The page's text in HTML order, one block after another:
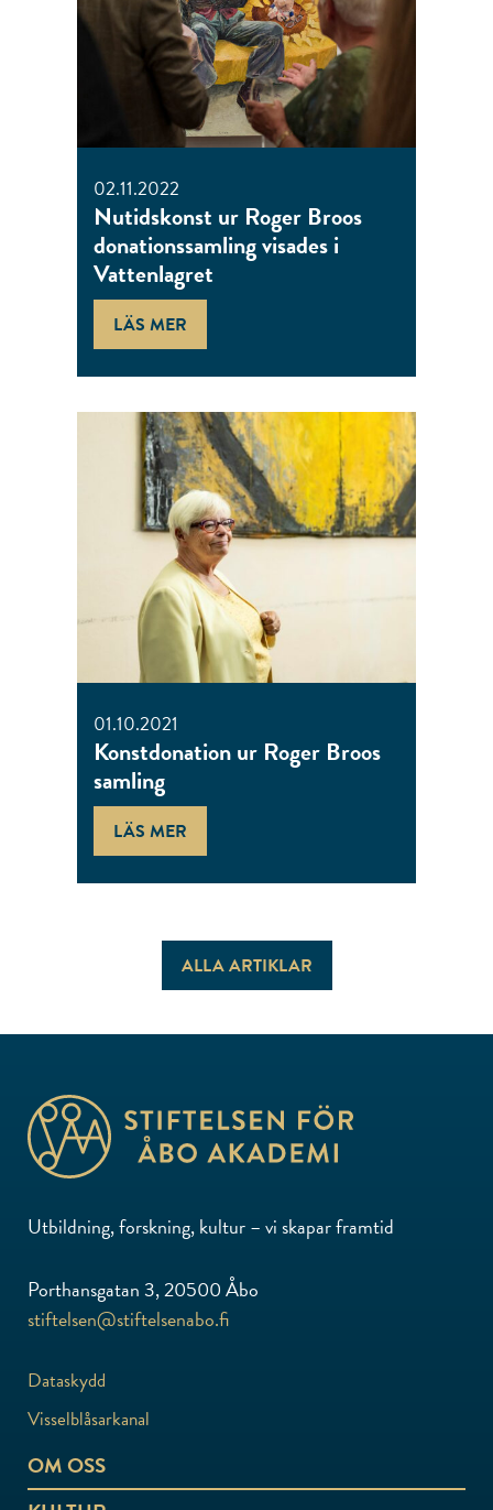
02.11.2022
Nutidskonst ur Roger Broos
donationssamling visades i
Vattenlagret
LÄS MER
01.10.2021
Konstdonation ur Roger Broos
samling
LÄS MER
ALLA ARTIKLAR
Utbildning, forskning, kultur – vi skapar framtid
Porthansgatan 3, 20500 Åbo
stiftelsen@stiftelsenabo.fi
Dataskydd
Visselblåsarkanal
OM OSS